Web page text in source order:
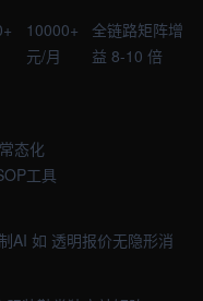
10000+
元/月
全链路矩阵增
益 8-10 倍
态化
工具
AI 如 透明报价无隐形消